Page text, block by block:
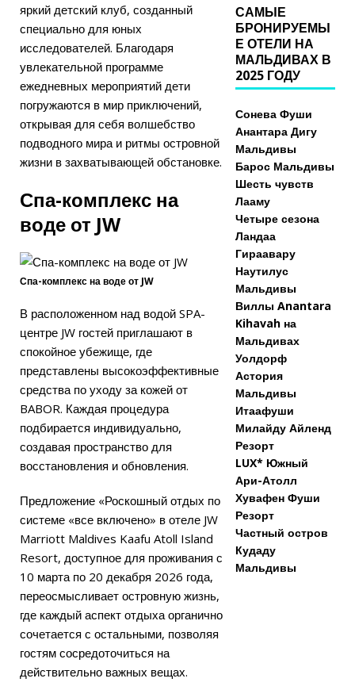
яркий детский клуб, созданный
специально для юных
исследователей. Благодаря
увлекательной программе
ежедневных мероприятий дети
погружаются в мир приключений,
открывая для себя волшебство
подводного мира и ритмы островной
жизни в захватывающей обстановке.
Спа-комплекс на
воде от JW
Спа-комплекс на воде от JW
В расположенном над водой SPA-
центре JW гостей приглашают в
спокойное убежище, где
представлены высокоэффективные
средства по уходу за кожей от
BABOR. Каждая процедура
подбирается индивидуально,
создавая пространство для
восстановления и обновления.
Предложение «Роскошный отдых по
системе «все включено» в отеле JW
Marriott Maldives Kaafu Atoll Island
Resort, доступное для проживания с
10 марта по 20 декабря 2026 года,
переосмысливает островную жизнь,
где каждый аспект отдыха органично
сочетается с остальными, позволяя
гостям сосредоточиться на
действительно важных вещах.
САМЫЕ
БРОНИРУЕМЫ
Е ОТЕЛИ НА
МАЛЬДИВАХ В
2025 ГОДУ
Сонева Фуши
Анантара Дигу
Мальдивы
Барос Мальдивы
Шесть чувств
Лааму
Четыре сезона
Ландаа
Гираавару
Наутилус
Мальдивы
Виллы Anantara
Kihavah на
Мальдивах
Уолдорф
Астория
Мальдивы
Итаафуши
Милайду Айленд
Резорт
LUX* Южный
Ари-Атолл
Хувафен Фуши
Резорт
Частный остров
Кудаду
Мальдивы